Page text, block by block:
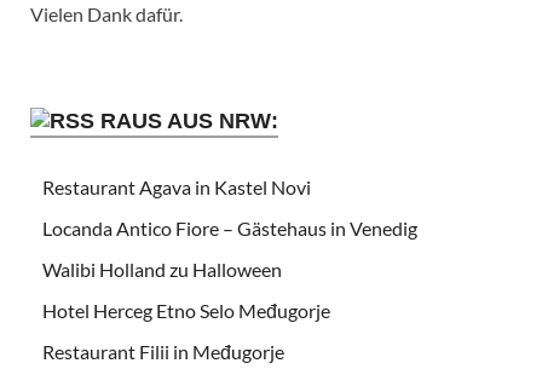
Vielen Dank dafür.
RAUS AUS NRW:
Restaurant Agava in Kastel Novi
Locanda Antico Fiore – Gästehaus in Venedig
Walibi Holland zu Halloween
Hotel Herceg Etno Selo Međugorje
Restaurant Filii in Međugorje